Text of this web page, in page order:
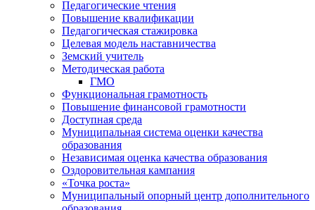
Педагогические чтения
Повышение квалификации
Педагогическая стажировка
Целевая модель наставничества
Земский учитель
Методическая работа
ГМО
Функциональная грамотность
Повышение финансовой грамотности
Доступная среда
Муниципальная система оценки качества
образования
Независимая оценка качества образования
Оздоровительная кампания
«Точка роста»
Муниципальный опорный центр дополнительного